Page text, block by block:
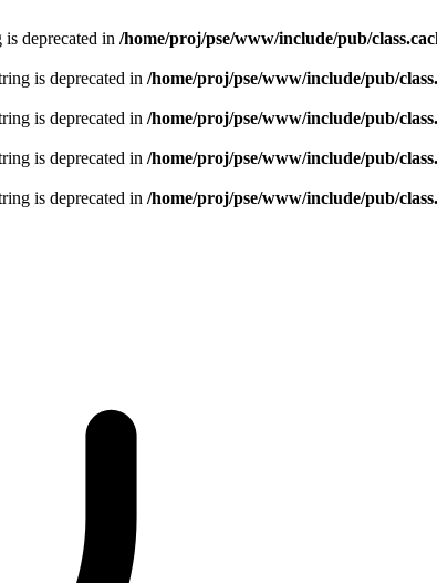
deprecated in /home/proj/pse/www/include/pub/
is deprecated in /home/proj/pse/www/include/pub/
is deprecated in /home/proj/pse/www/include/pub/
is deprecated in /home/proj/pse/www/include/pub/
is deprecated in /home/proj/pse/www/include/pub/